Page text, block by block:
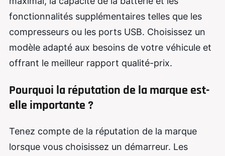
fonctionnalités supplémentaires telles que les
compresseurs ou les ports USB. Choisissez un
modèle adapté aux besoins de votre véhicule et
offrant le meilleur rapport qualité-prix.
Pourquoi la réputation de la marque est-
elle importante ?
Tenez compte de la réputation de la marque
lorsque vous choisissez un démarreur. Les